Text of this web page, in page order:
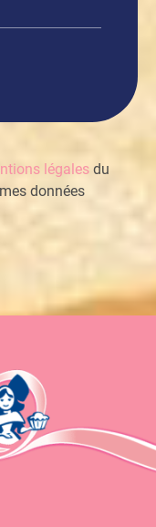
légalesdu
données